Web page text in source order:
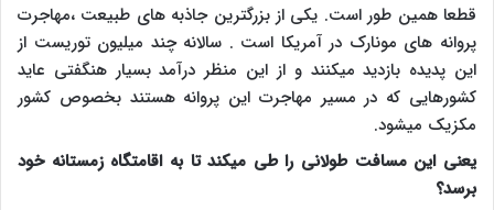
قطعا همین طور است. یکی از بزرگترین جاذبه های طبیعت ،مهاجرت
پروانه های مونارک در آمریکا است . سالانه چند میلیون توریست از
این پدیده بازدید میکنند و از این منظر درآمد بسیار هنگفتی عاید
کشورهایی که در مسیر مهاجرت این پروانه هستند بخصوص کشور
مکزیک میشود.
یعنی این مسافت طولانی را طی میکند تا به اقامتگاه زمستانه خود
برسد؟